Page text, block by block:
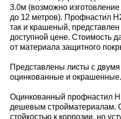
3.0м (возможно
до 12 метров). Профнастил
так и крашеный,
доступной цене. Стоимость
от материала защитного
Представлены листы с
оцинкованные и окрашенные.
Оцинкованный профнастил
дешевым стройматериалам.
стойкостью к коррозии, но